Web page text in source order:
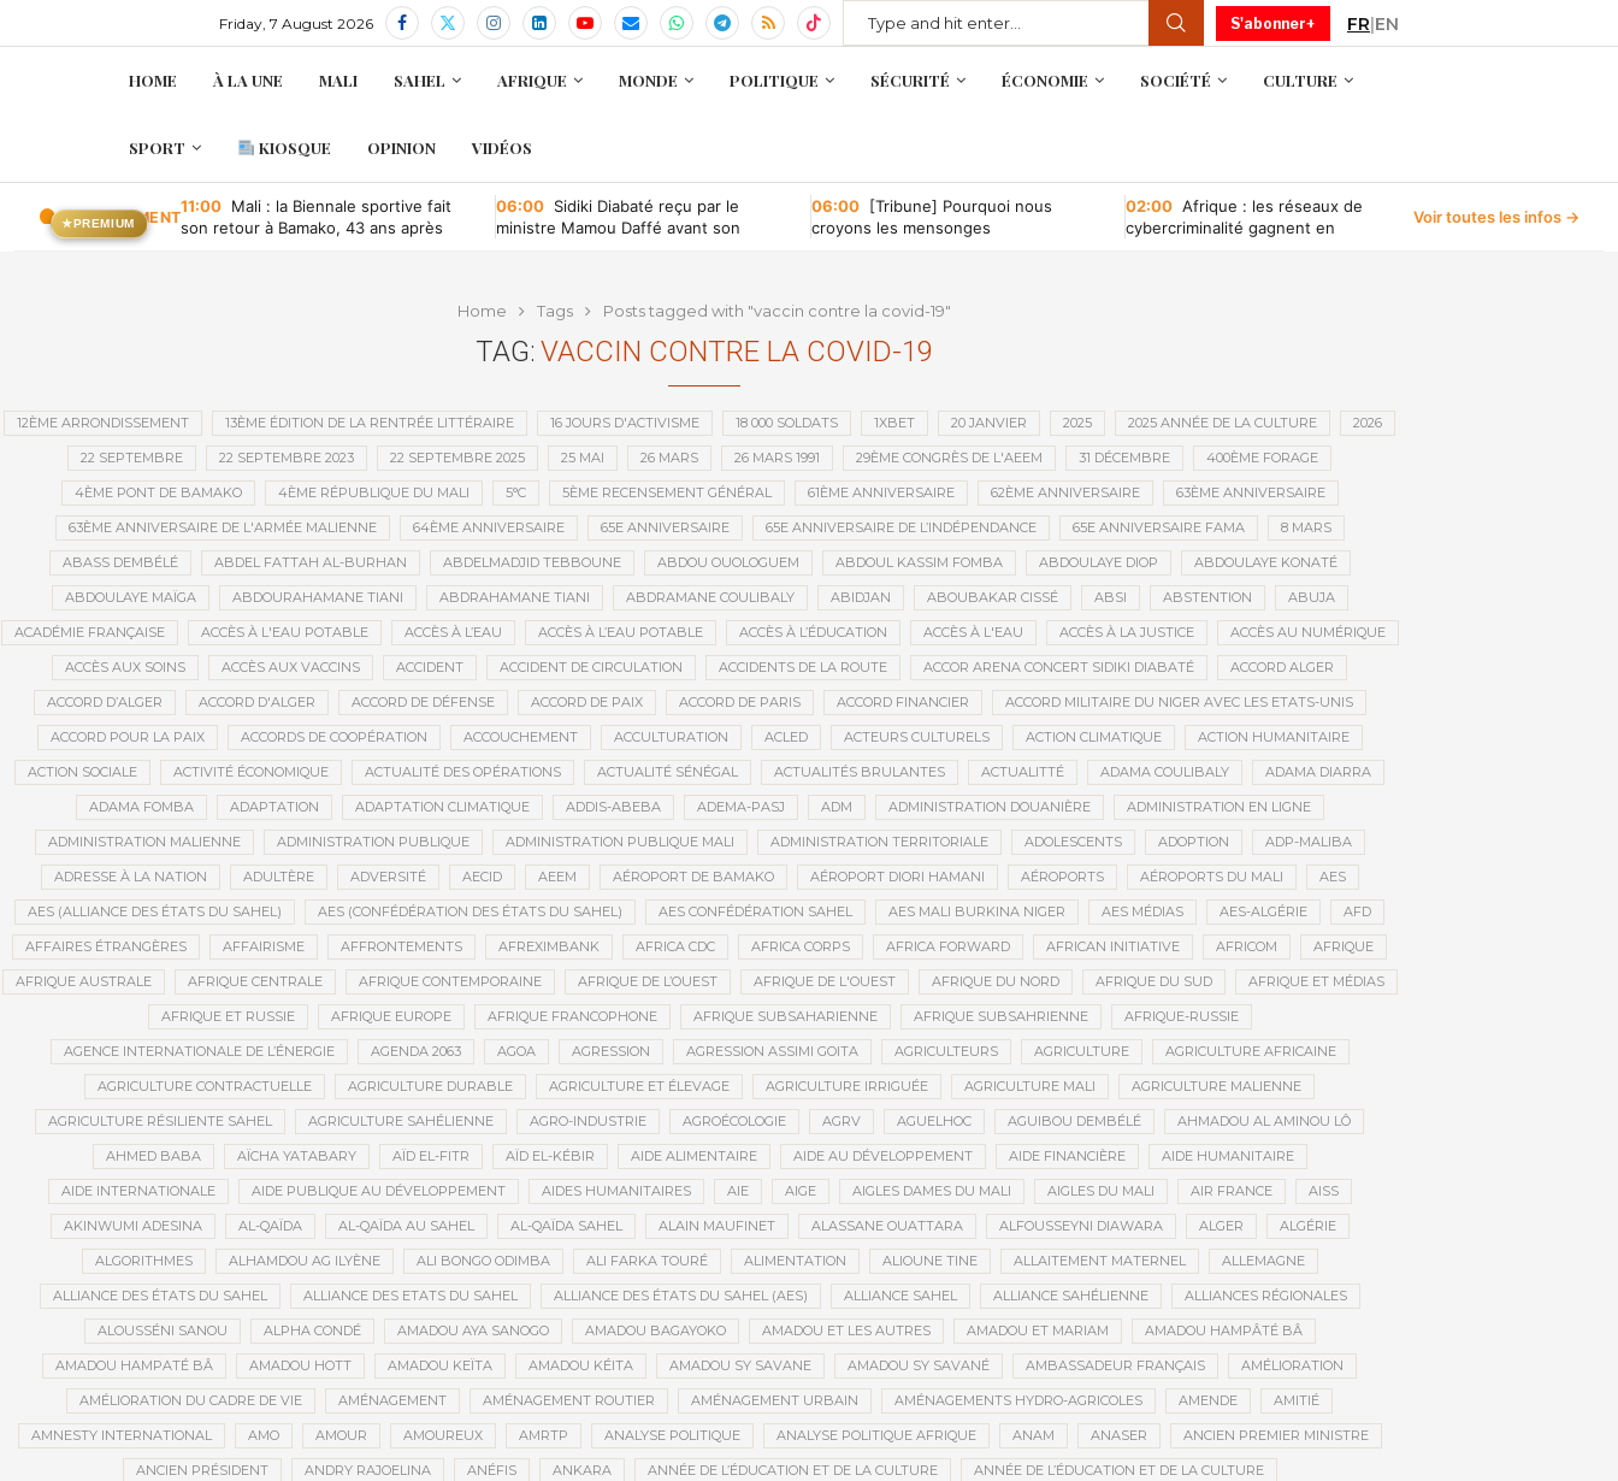
Friday, 7 August 2026 S'abonner+ FR|EN
HOME À LA UNE MALI SAHEL AFRIQUE MONDE POLITIQUE SÉCURITÉ ÉCONOMIE SOCIÉTÉ CULTURE
SPORT KIOSQUE OPINION VIDÉOS
EN CE MOMENT
★PREMIUM
11:00 Mali : la Biennale sportive fait
son retour à Bamako, 43 ans après
06:00 Sidiki Diabaté reçu par le
ministre Mamou Daffé avant son
06:00 [Tribune] Pourquoi nous
croyons les mensonges
02:00 Afrique : les réseaux de
cybercriminalité gagnent en
Voir toutes les infos →
Home Tags Posts tagged with "vaccin contre la covid-19"
TAG: VACCIN CONTRE LA COVID-19
12ÈME ARRONDISSEMENT 13ÈME ÉDITION DE LA RENTRÉE LITTÉRAIRE 16 JOURS D'ACTIVISME 18 000 SOLDATS 1XBET 20 JANVIER 2025 2025 ANNÉE DE LA CULTURE 2026
22 SEPTEMBRE 22 SEPTEMBRE 2023 22 SEPTEMBRE 2025 25 MAI 26 MARS 26 MARS 1991 29ÈME CONGRÈS DE L'AEEM 31 DÉCEMBRE 400ÈME FORAGE
4ÈME PONT DE BAMAKO 4ÈME RÉPUBLIQUE DU MALI 5°C 5ÈME RECENSEMENT GÉNÉRAL 61ÈME ANNIVERSAIRE 62ÈME ANNIVERSAIRE 63ÈME ANNIVERSAIRE
63ÈME ANNIVERSAIRE DE L'ARMÉE MALIENNE 64ÈME ANNIVERSAIRE 65E ANNIVERSAIRE 65E ANNIVERSAIRE DE L’INDÉPENDANCE 65E ANNIVERSAIRE FAMA 8 MARS
ABASS DEMBÉLÉ ABDEL FATTAH AL-BURHAN ABDELMADJID TEBBOUNE ABDOU OUOLOGUEM ABDOUL KASSIM FOMBA ABDOULAYE DIOP ABDOULAYE KONATÉ
ABDOULAYE MAÏGA ABDOURAHAMANE TIANI ABDRAHAMANE TIANI ABDRAMANE COULIBALY ABIDJAN ABOUBAKAR CISSÉ ABSI ABSTENTION ABUJA
ACADÉMIE FRANÇAISE ACCÈS À L'EAU POTABLE ACCÈS À L’EAU ACCÈS À L’EAU POTABLE ACCÈS À L’ÉDUCATION ACCÈS À L'EAU ACCÈS À LA JUSTICE ACCÈS AU NUMÉRIQUE
ACCÈS AUX SOINS ACCÈS AUX VACCINS ACCIDENT ACCIDENT DE CIRCULATION ACCIDENTS DE LA ROUTE ACCOR ARENA CONCERT SIDIKI DIABATÉ ACCORD ALGER
ACCORD D’ALGER ACCORD D'ALGER ACCORD DE DÉFENSE ACCORD DE PAIX ACCORD DE PARIS ACCORD FINANCIER ACCORD MILITAIRE DU NIGER AVEC LES ETATS-UNIS
ACCORD POUR LA PAIX ACCORDS DE COOPÉRATION ACCOUCHEMENT ACCULTURATION ACLED ACTEURS CULTURELS ACTION CLIMATIQUE ACTION HUMANITAIRE
ACTION SOCIALE ACTIVITÉ ÉCONOMIQUE ACTUALITÉ DES OPÉRATIONS ACTUALITÉ SÉNÉGAL ACTUALITÉS BRULANTES ACTUALITTÉ ADAMA COULIBALY ADAMA DIARRA
ADAMA FOMBA ADAPTATION ADAPTATION CLIMATIQUE ADDIS-ABEBA ADEMA-PASJ ADM ADMINISTRATION DOUANIÈRE ADMINISTRATION EN LIGNE
ADMINISTRATION MALIENNE ADMINISTRATION PUBLIQUE ADMINISTRATION PUBLIQUE MALI ADMINISTRATION TERRITORIALE ADOLESCENTS ADOPTION ADP-MALIBA
ADRESSE À LA NATION ADULTÈRE ADVERSITÉ AECID AEEM AÉROPORT DE BAMAKO AÉROPORT DIORI HAMANI AÉROPORTS AÉROPORTS DU MALI AES
AES (ALLIANCE DES ÉTATS DU SAHEL) AES (CONFÉDÉRATION DES ÉTATS DU SAHEL) AES CONFÉDÉRATION SAHEL AES MALI BURKINA NIGER AES MÉDIAS AES-ALGÉRIE AFD
AFFAIRES ÉTRANGÈRES AFFAIRISME AFFRONTEMENTS AFREXIMBANK AFRICA CDC AFRICA CORPS AFRICA FORWARD AFRICAN INITIATIVE AFRICOM AFRIQUE
AFRIQUE AUSTRALE AFRIQUE CENTRALE AFRIQUE CONTEMPORAINE AFRIQUE DE L’OUEST AFRIQUE DE L'OUEST AFRIQUE DU NORD AFRIQUE DU SUD AFRIQUE ET MÉDIAS
AFRIQUE ET RUSSIE AFRIQUE EUROPE AFRIQUE FRANCOPHONE AFRIQUE SUBSAHARIENNE AFRIQUE SUBSAHRIENNE AFRIQUE-RUSSIE
AGENCE INTERNATIONALE DE L’ÉNERGIE AGENDA 2063 AGOA AGRESSION AGRESSION ASSIMI GOITA AGRICULTEURS AGRICULTURE AGRICULTURE AFRICAINE
AGRICULTURE CONTRACTUELLE AGRICULTURE DURABLE AGRICULTURE ET ÉLEVAGE AGRICULTURE IRRIGUÉE AGRICULTURE MALI AGRICULTURE MALIENNE
AGRICULTURE RÉSILIENTE SAHEL AGRICULTURE SAHÉLIENNE AGRO-INDUSTRIE AGROÉCOLOGIE AGRV AGUELHOC AGUIBOU DEMBÉLÉ AHMADOU AL AMINOU LÔ
AHMED BABA AÏCHA YATABARY AÏD EL-FITR AÏD EL-KÉBIR AIDE ALIMENTAIRE AIDE AU DÉVELOPPEMENT AIDE FINANCIÈRE AIDE HUMANITAIRE
AIDE INTERNATIONALE AIDE PUBLIQUE AU DÉVELOPPEMENT AIDES HUMANITAIRES AIE AIGE AIGLES DAMES DU MALI AIGLES DU MALI AIR FRANCE AISS
AKINWUMI ADESINA AL-QAÏDA AL-QAÏDA AU SAHEL AL-QAÏDA SAHEL ALAIN MAUFINET ALASSANE OUATTARA ALFOUSSEYNI DIAWARA ALGER ALGÉRIE
ALGORITHMES ALHAMDOU AG ILYÈNE ALI BONGO ODIMBA ALI FARKA TOURÉ ALIMENTATION ALIOUNE TINE ALLAITEMENT MATERNEL ALLEMAGNE
ALLIANCE DES ÉTATS DU SAHEL ALLIANCE DES ETATS DU SAHEL ALLIANCE DES ÉTATS DU SAHEL (AES) ALLIANCE SAHEL ALLIANCE SAHÉLIENNE ALLIANCES RÉGIONALES
ALOUSSÉNI SANOU ALPHA CONDÉ AMADOU AYA SANOGO AMADOU BAGAYOKO AMADOU ET LES AUTRES AMADOU ET MARIAM AMADOU HAMPÂTÉ BÂ
AMADOU HAMPATÉ BÂ AMADOU HOTT AMADOU KEÏTA AMADOU KÉITA AMADOU SY SAVANE AMADOU SY SAVANÉ AMBASSADEUR FRANÇAIS AMÉLIORATION
AMÉLIORATION DU CADRE DE VIE AMÉNAGEMENT AMÉNAGEMENT ROUTIER AMÉNAGEMENT URBAIN AMÉNAGEMENTS HYDRO-AGRICOLES AMENDE AMITIÉ
AMNESTY INTERNATIONAL AMO AMOUR AMOUREUX AMRTP ANALYSE POLITIQUE ANALYSE POLITIQUE AFRIQUE ANAM ANASER ANCIEN PREMIER MINISTRE
ANCIEN PRÉSIDENT ANDRY RAJOELINA ANÉFIS ANKARA ANNÉE DE L’ÉDUCATION ET DE LA CULTURE ANNÉE DE L’ÉDUCATION ET DE LA CULTURE